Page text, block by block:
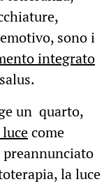
sono i
integrato
un quarto,
come
la luce